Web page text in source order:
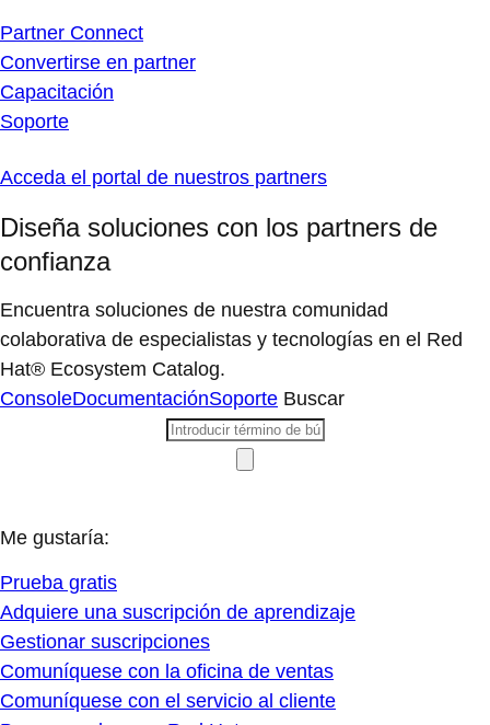
Partner Connect
Convertirse en partner
Capacitación
Soporte
Acceda el portal de nuestros partners
Diseña soluciones con los partners de
confianza
Encuentra soluciones de nuestra comunidad
colaborativa de especialistas y tecnologías en el Red
Hat® Ecosystem Catalog.
ConsoleDocumentaciónSoporte Buscar
Me gustaría:
Prueba gratis
Adquiere una suscripción de aprendizaje
Gestionar suscripciones
Comuníquese con la oficina de ventas
Comuníquese con el servicio al cliente